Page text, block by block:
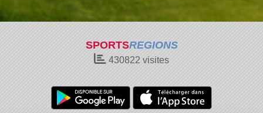
SPORTSREGIONS
430822 visites